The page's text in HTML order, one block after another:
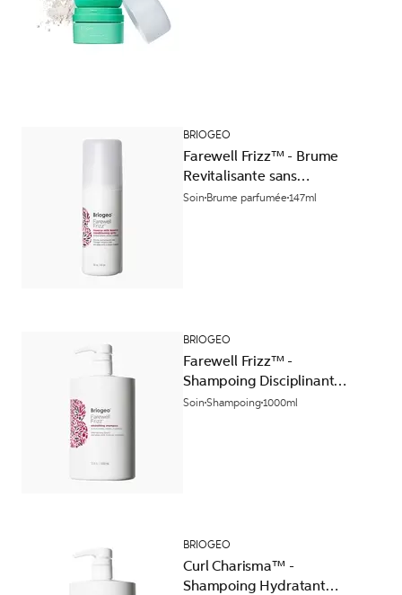
BRIOGEO
Farewell Frizz™ - Brume
Revitalisante sans
Rinçage
Soin Brume parfumée147ml
BRIOGEO
Farewell Frizz™ -
Shampoing Disciplinant
Lissant
Soin Shampoing1000ml
BRIOGEO
Curl Charisma™ -
Shampoing Hydratant